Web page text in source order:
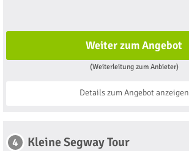
Weiter zum Angebot
(Weiterleitung zum Anbieter)
Details zum Angebotanzeigen
4 Kleine Segway Tour